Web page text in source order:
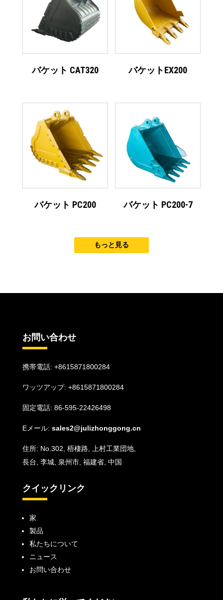
バケット CAT320 バケットEX200
バケット PC200 バケット PC200-7
もっと見る
お問い合わせ
携帯電話: +8615871800284
ワッツアップ: +8615871800284
固定電話: 86-595-22426498
Eメール: sales2@julizhonggong.cn
住所: No.302, 梧棲路, 上村工業団地,
長台, 李城, 泉州市, 福建省, 中国
クイックリンク
家
製品
私たちについて
ニュース
お問い合わせ